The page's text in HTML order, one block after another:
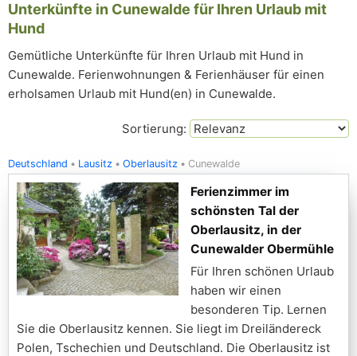
Unterkünfte in Cunewalde für Ihren Urlaub mit
Hund
Gemütliche Unterkünfte für Ihren Urlaub mit Hund in
Cunewalde. Ferienwohnungen & Ferienhäuser für einen
erholsamen Urlaub mit Hund(en) in Cunewalde.
Sortierung:
Deutschland Lausitz Oberlausitz Cunewalde
Ferienzimmer im
schönsten Tal der
Oberlausitz, in der
Cunewalder Obermühle
Für Ihren schönen Urlaub
haben wir einen
besonderen Tip. Lernen
Sie die Oberlausitz kennen. Sie liegt im Dreiländereck
Polen, Tschechien und Deutschland. Die Oberlausitz ist